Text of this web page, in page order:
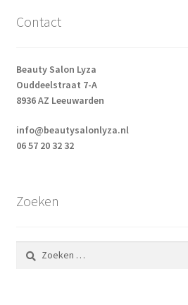
Contact
Beauty Salon Lyza
Ouddeelstraat 7-A
8936 AZ Leeuwarden
info@beautysalonlyza.nl
06 57 20 32 32
Zoeken
Zoeken
naar: